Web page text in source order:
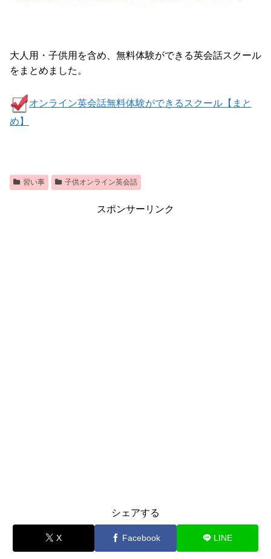
大人用・子供用を含め、無料体験ができる英会話スクール
をまとめました。
オンライン英会話無料体験ができるスクール【まと
め】
習い事 子供オンライン英会話
スポンサーリンク
シェアする
X Facebook LINE